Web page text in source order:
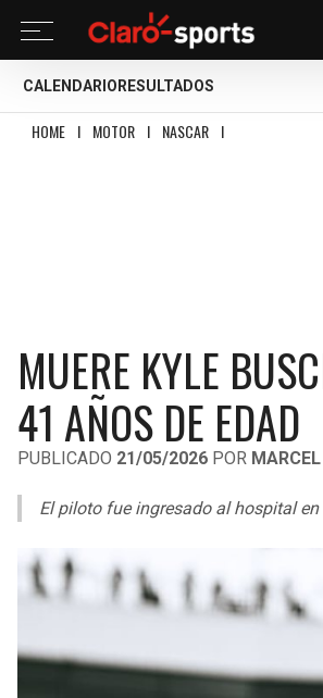
CALENDARIO RESULTADOS
HOME I MOTOR I NASCAR I
MUERE KYLE
41 AÑOS DE EDAD
PUBLICADO 21/05/2026 POR
El piloto fue ingresado al hospital